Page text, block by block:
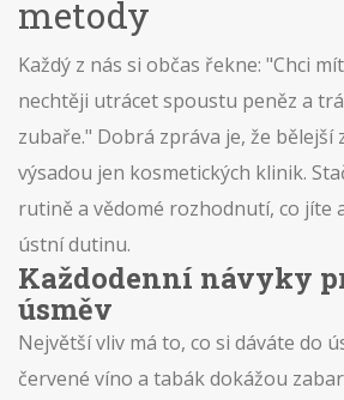
metody
Každý z nás si občas řekne: "Chci
nechtěji utrácet spoustu peněz a
zubaře." Dobrá zpráva je, že bělejší
výsadou jen kosmetických klinik.
rutině a vědomé rozhodnutí, co jíte
ústní dutinu.
Každodenní návyky
úsměv
Největší vliv má to, co si dáváte do
červené víno a tabák dokážou